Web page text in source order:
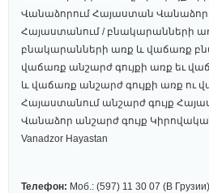
Վանաձորում Հայաստան
Հայաստանում / բնակարանների
բնակարանների առք և վաճառք
վաճառք անշարժ գույքի առք եւ
և վաճառք անշարժ գույքի առք ու
Հայաստանում անշարժ գույք
Վանաձոր անշարժ գույք
Vanadzor Hayastan
Телефон: Моб.: (597) 11 30 07 (в